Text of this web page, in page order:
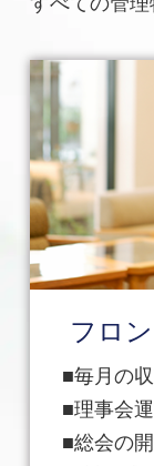
フロ
毎月の
理事会
総会の